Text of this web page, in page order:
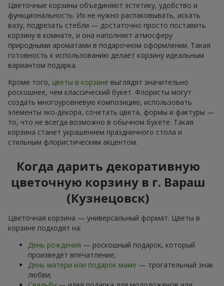
Цветочные корзины объединяют эстетику, удобство и
функциональность. Их не нужно распаковывать, искать
вазу, подрезать стебли — достаточно просто поставить
корзину в комнате, и она наполняєт атмосферу
природными ароматами в подарочном оформлении. Такая
готовность к использованию делает корзину идеальным
вариантом подарка.
Кроме того, цветы в корзине выглядят значительно
роскошнее, чем классический букет. Флористы могут
создать многоуровневую композицию, использовать
элементы эко-декора, сочетать цвета, формы и фактуры —
то, что не всегда возможно в обычном букете. Такая
корзина станет украшением праздничного стола и
стильным флористическим акцентом.
Когда дарить декоративную
цветочную корзину в г. Вараш
(Кузнецовск)
Цветочная корзина — универсальный формат. Цветы в
корзине подходят на:
День рождения — роскошный подарок, который
произведёт впечатление;
День матери или подарок маме — трогательный знак
любви;